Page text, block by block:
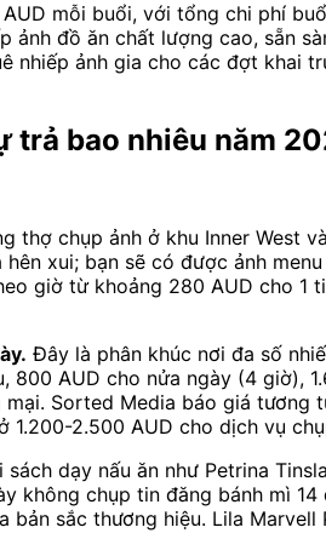
mỗi buổi, với tổng chi phí
đồ ăn chất lượng cao, sẵn
ảnh gia cho các đợt khai
trả bao nhiêu năm
thợ chụp ảnh ở khu Inner West
xui; bạn sẽ có được ảnh
giờ từ khoảng 280 AUD cho
Đây là phân khúc nơi đa số
AUD cho nửa ngày (4 giờ),
Sorted Media báo giá tương
2.500 AUD cho dịch vụ
sách dạy nấu ăn như Petrina
không chụp tin đăng bánh mì
sắc thương hiệu. Lila